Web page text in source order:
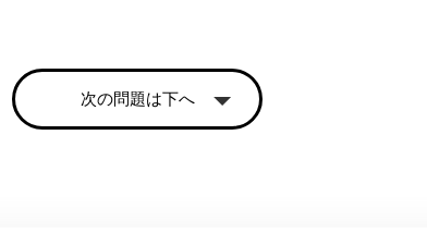
次の問題は下へ